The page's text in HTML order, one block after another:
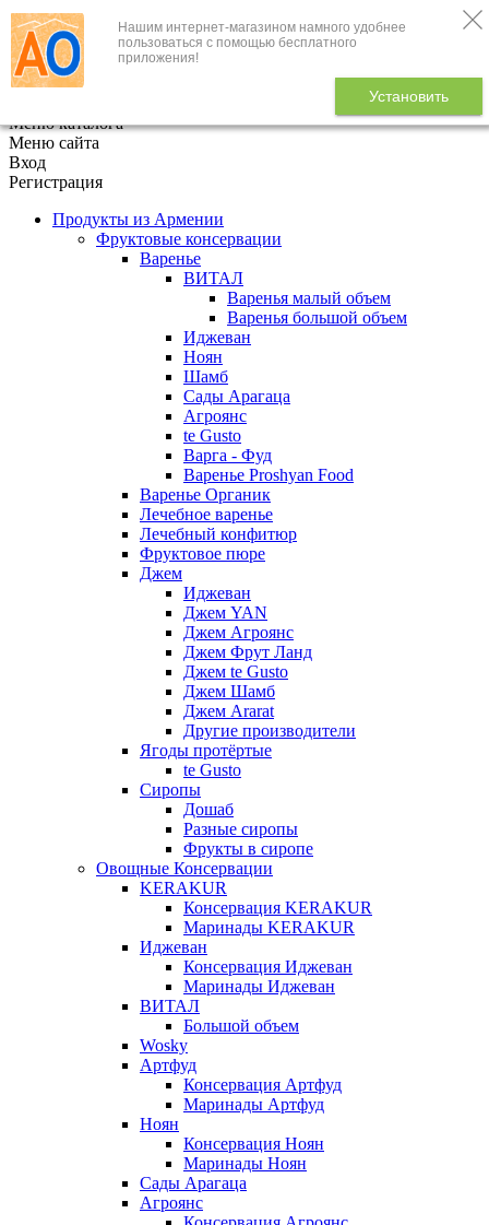
Нашим интернет-магазином намного удобнее
пользоваться с помощью бесплатного
приложения!
Установить
+7 (495) 646-888-1
В корзине
Меню каталога
Меню сайта
Вход
Регистрация
Продукты из Армении
Фруктовые консервации
Варенье
ВИТАЛ
Варенья малый объем
Варенья большой объем
Иджеван
Ноян
Шамб
Сады Арагаца
Агроянс
te Gusto
Варга - Фуд
Варенье Proshyan Food
Варенье Органик
Лечебное варенье
Лечебный конфитюр
Фруктовое пюре
Джем
Иджеван
Джем YAN
Джем Агроянс
Джем Фрут Ланд
Джем te Gusto
Джем Шамб
Джем Ararat
Другие производители
Ягоды протёртые
te Gusto
Сиропы
Дошаб
Разные сиропы
Фрукты в сиропе
Овощные Консервации
KERAKUR
Консервация KERAKUR
Маринады KERAKUR
Иджеван
Консервация Иджеван
Маринады Иджеван
ВИТАЛ
Большой объем
Wosky
Артфуд
Консервация Артфуд
Маринады Артфуд
Ноян
Консервация Ноян
Маринады Ноян
Сады Арагаца
Агроянс